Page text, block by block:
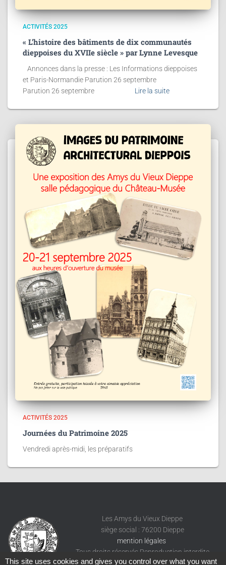
ACTIVITÉS 2025
« L’histoire des bâtiments de dix communautés
dieppoises du XVIIe siècle » par Lynne Levesque
Annonces dans la presse : Les Informations dieppoises
et Paris-Normandie Parution 26 septembre
Parution 26 septembre
Lire la suite
ACTIVITÉS 2025
Journées du Patrimoine 2025
Vendredi après-midi, les préparatifs
Les Amys du Vieux Dieppe
siège social : 76200 Dieppe
mention légales
Tous droits réservés Reproduction interdite
This site uses cookies and gives you control over what you want